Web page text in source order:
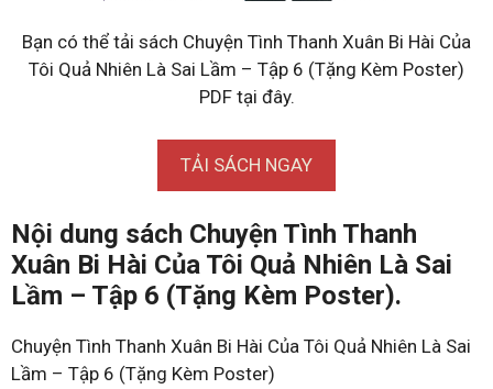
Bạn có thể tải sách Chuyện Tình Thanh Xuân Bi Hài Của
Tôi Quả Nhiên Là Sai Lầm – Tập 6 (Tặng Kèm Poster)
PDF tại đây.
TẢI SÁCH NGAY
Nội dung sách Chuyện Tình Thanh
Xuân Bi Hài Của Tôi Quả Nhiên Là Sai
Lầm – Tập 6 (Tặng Kèm Poster).
Chuyện Tình Thanh Xuân Bi Hài Của Tôi Quả Nhiên Là Sai
Lầm – Tập 6 (Tặng Kèm Poster)